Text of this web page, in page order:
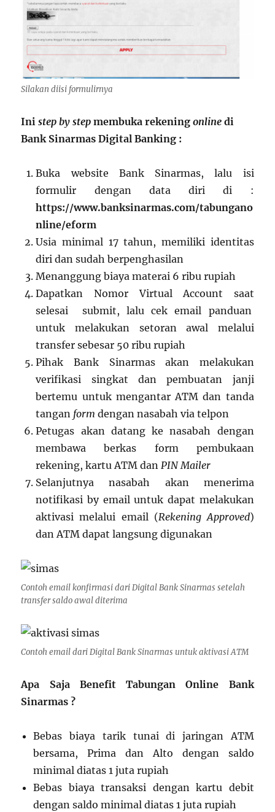
Silakan diisi formulirnya
Inistep by step membuka rekeningonline di
Bank Sinarmas Digital Banking :
Buka website Bank Sinarmas, lalu isi
formulir dengan data diri di :
https://www.banksinarmas.com/tabungano
nline/eform
Usia minimal 17 tahun, memiliki identitas
diri dan sudah berpenghasilan
Menanggung biaya materai 6 ribu rupiah
Dapatkan Nomor Virtual Account saat
selesai submit, lalu cek email panduan
untuk melakukan setoran awal melalui
transfer sebesar 50 ribu rupiah
Pihak Bank Sinarmas akan melakukan
verifikasi singkat dan pembuatan janji
bertemu untuk mengantar ATM dan tanda
tangan form dengan nasabah via telpon
Petugas akan datang ke nasabah dengan
membawa berkas form pembukaan
rekening, kartu ATM danPIN Mailer
Selanjutnya nasabah akan menerima
notifikasi by email untuk dapat melakukan
aktivasi melalui email (Rekening Approved)
dan ATM dapat langsung digunakan
Contoh email konfirmasi dari Digital Bank Sinarmas setelah
transfer saldo awal diterima
Contoh email dari Digital Bank Sinarmas untuk aktivasi ATM
Apa Saja Benefit Tabungan Online Bank
Sinarmas ?
Bebas biaya tarik tunai di jaringan ATM
bersama, Prima dan Alto dengan saldo
minimal diatas 1 juta rupiah
Bebas biaya transaksi dengan kartu debit
dengan saldo minimal diatas 1 juta rupiah